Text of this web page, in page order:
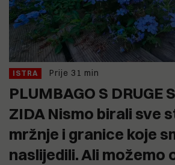
ISTRA Prije 31 min
PLUMBAGO S DRUGE
ZIDA Nismo birali sve
mržnje i granice koje
naslijedili. Ali možemo